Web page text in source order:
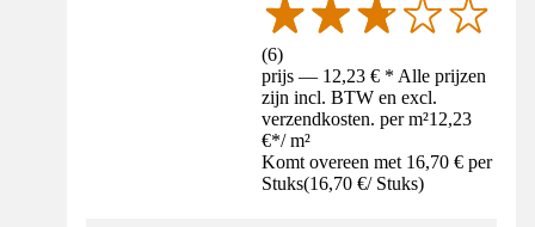
(6)
prijs — 12,23 € * Alle prijzen
zijn incl. BTW en excl.
verzendkosten. per m²12,23
€*/ m²
Komt overeen met 16,70 € per
Stuks(16,70 €/ Stuks)